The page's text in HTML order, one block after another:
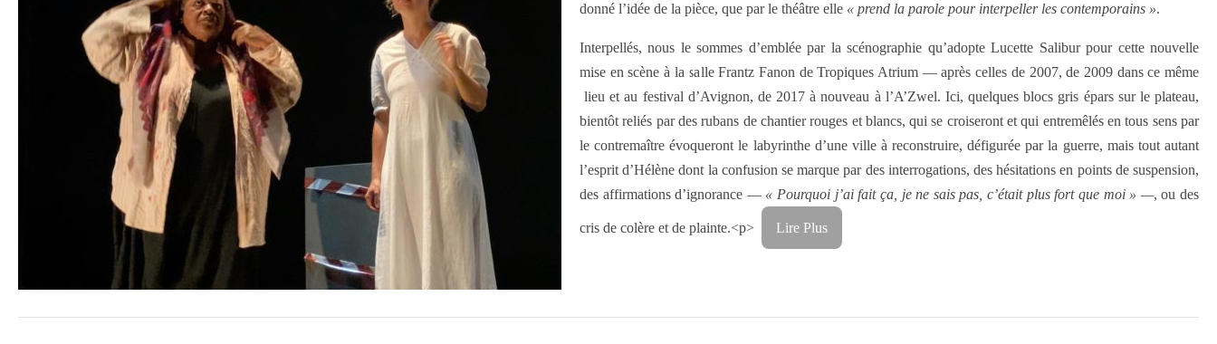
donné l’idée de la pièce, que par le théâtre elle « prend la parole pour interpeller les contemporains ».
Interpellés, nous le sommes d’emblée par la scénographie qu’adopte Lucette Salibur pour cette nouvelle
mise en scène à la salle Frantz Fanon de Tropiques Atrium — après celles de 2007, de 2009 dans ce même
lieu et au festival d’Avignon, de 2017 à nouveau à l’A’Zwel. Ici, quelques blocs gris épars sur le plateau,
bientôt reliés par des rubans de chantier rouges et blancs, qui se croiseront et qui entremêlés en tous sens par
le contremaître évoqueront le labyrinthe d’une ville à reconstruire, défigurée par la guerre, mais tout autant
l’esprit d’Hélène dont la confusion se marque par des interrogations, des hésitations en points de suspension,
des affirmations d’ignorance — « Pourquoi j’ai fait ça, je ne sais pas, c’était plus fort que moi » —, ou des
cris de colère et de plainte.<p> Lire Plus